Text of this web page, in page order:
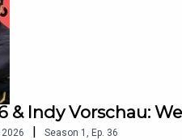
& Indy Vorschau:
| Season 1 Ep. 36